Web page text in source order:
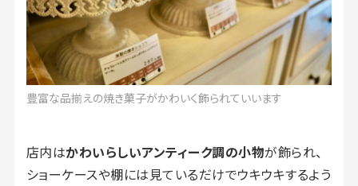
豊富な品揃えの焼き菓子がかわいく飾られていいます
店内はかわいらしいアンティーク調の小物が飾られ、
ショーケースや棚には見ているだけでウキウキするよう